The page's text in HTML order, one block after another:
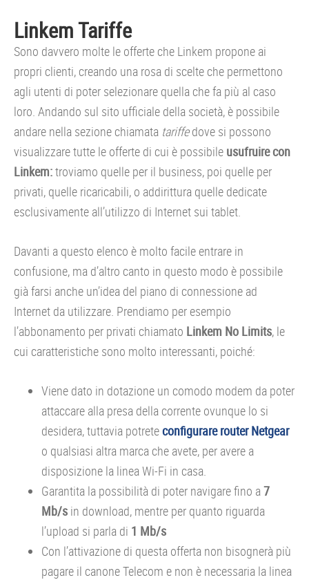
Linkem Tariffe
Sono davvero molte le offerte che Linkem propone ai
propri clienti, creando una rosa di scelte che permettono
agli utenti di poter selezionare quella che fa più al caso
loro. Andando sul sito ufficiale della società, è possibile
andare nella sezione chiamata tariffedove si possono
visualizzare tutte le offerte di cui è possibile usufruire con
Linkem:troviamo quelle per il business, poi quelle per
privati, quelle ricaricabili, o addirittura quelle dedicate
esclusivamente all’utilizzo di Internet sui tablet.
Davanti a questo elenco è molto facile entrare in
confusione, ma d’altro canto in questo modo è possibile
già farsi anche un’idea del piano di connessione ad
Internet da utilizzare. Prendiamo per esempio
l’abbonamento per privati chiamato Linkem No Limits, le
cui caratteristiche sono molto interessanti, poiché:
Viene dato in dotazione un comodo modem da poter
attaccare alla presa della corrente ovunque lo si
desidera, tuttavia potreteconfigurare router Netgear
o qualsiasi altra marca che avete, per avere a
disposizione la linea Wi-Fi in casa.
Garantita la possibilità di poter navigare fino a7
Mb/s in download, mentre per quanto riguarda
l’upload si parla di 1 Mb/s
Con l’attivazione di questa offerta non bisognerà più
pagare il canone Telecom e non è necessaria la linea